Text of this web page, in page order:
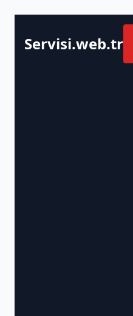
Servisi.web.tr